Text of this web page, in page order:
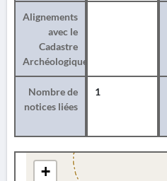
Alignements
avec le
Cadastre
Archéologique
Nombre de
notices liées
1
+